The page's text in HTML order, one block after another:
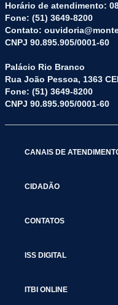
Horário de atendimento:
Fone: (51) 3649-8200
Contato:
CNPJ 90.895.905/0001-60
Palácio Rio Branco
Rua João Pessoa, 1363
Fone: (51) 3649-8200
CNPJ 90.895.905/0001-60
CANAIS DE
CIDADÃO
CONTATOS
ISS DIGITAL
ITBI ONLINE